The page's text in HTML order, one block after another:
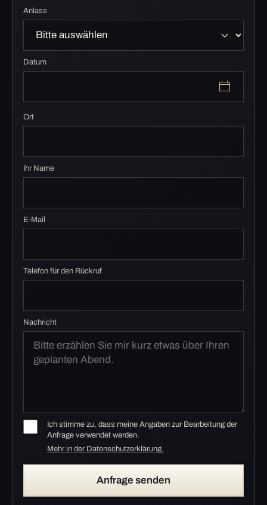
Anlass
Datum
Ort
Ihr Name
E-Mail
Telefon für den Rückruf
Nachricht
Ich stimme zu, dass meine Angaben zur Bearbeitung der
Anfrage verwendet werden.
Mehr in der Datenschutzerklärung.
Anfrage senden